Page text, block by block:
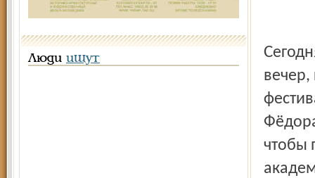
Люди ищут Сегодня в Волковском театре пройдёт торжественный
чтобы